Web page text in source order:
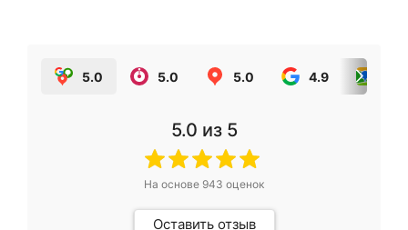
5.0 5.0 5.0 4.9
5.0 из 5
На основе 943 оценок
Оставить отзыв